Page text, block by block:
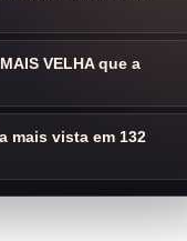
VELHA que a
mais vista em 132